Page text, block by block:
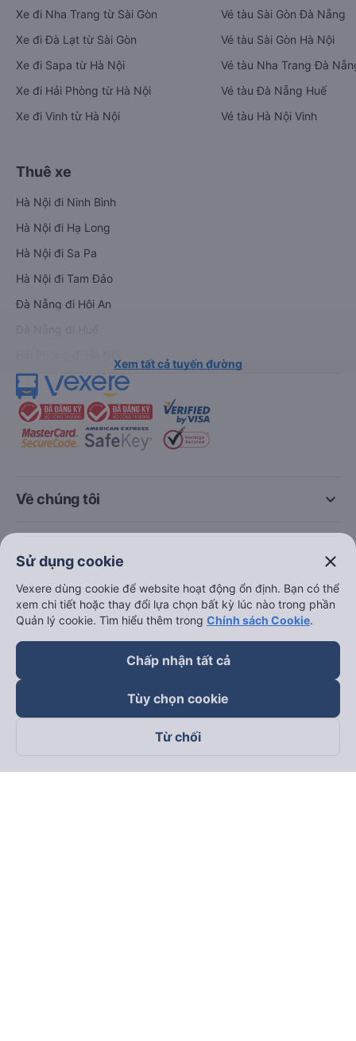
Xe đi Nha Trang từ Sài Gòn
Xe đi Đà Lạt từ Sài Gòn
Xe đi Sapa từ Hà Nội
Xe đi Hải Phòng từ Hà Nội
Xe đi Vinh từ Hà Nội
Vé tàu Sài Gòn Đà Nẵng
Vé tàu Sài Gòn Hà Nội
Vé tàu Nha Trang Đà
Vé tàu Đà Nẵng Huế
Vé tàu Hà Nội Vinh
Thuê xe
Hà Nội đi Ninh Bình
Hà Nội đi Hạ Long
Hà Nội đi Sa Pa
Hà Nội đi Tam Đảo
Đà Nẵng đi Hội An
Xem tất cả tuyến đường
keyboard_arrow_down
Về chúng tôi
keyboard_arrow_down
Trở thành đối tác
Sử dụng cookie close
Vexere dùng cookie để website hoạt động ổn định. Bạn có thể
xem chi tiết hoặc thay đổi lựa chọn bất kỳ lúc nào trong phần
Quản lý cookie. Tìm hiểu thêm trong Chính sách Cookie.
Chấp nhận tất cả
Tùy chọn cookie
Từ chối